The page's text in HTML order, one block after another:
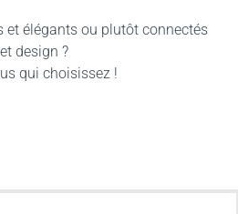
et élégants ou plutôt connectés
et design ?
qui choisissez !